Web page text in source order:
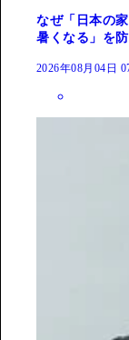
なぜ「日本の
暑くなる」を
2026年08月04日